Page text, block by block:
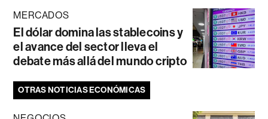
MERCADOS
El dólar domina las stablecoins y
el avance del sector lleva el
debate más allá del mundo cripto
OTRAS NOTICIAS ECONÓMICAS